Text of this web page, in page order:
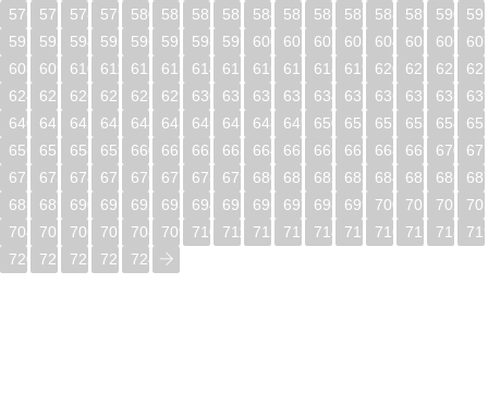
576
577 578 579 580 581 582 583 584 585 586 587 588 589 590
592
593 594 595 596 597 598 599 600 601 602 603 604 605 606
608
609 610 611 612 613 614 615 616 617 618 619 620 621 622
624
625 626 627 628 629 630 631 632 633 634 635 636 637 638
640
641 642 643 644 645 646 647 648 649 650 651 652 653 654
656
657 658 659 660 661 662 663 664 665 666 667 668 669 670
672
673 674 675 676 677 678 679 680 681 682 683 684 685 686
688
689 690 691 692 693 694 695 696 697 698 699 700 701 702
704
705 706 707 708 709 710 711 712 713 714 715 716 717 718
720
721 722 723 724